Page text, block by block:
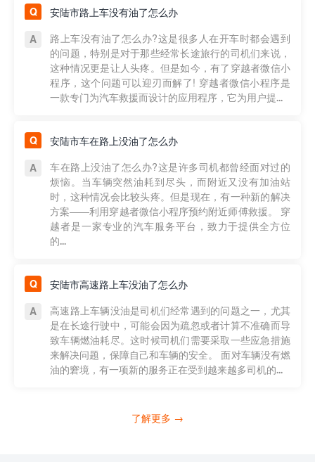
安陆市路上车没有油了怎么办
路上车没有油了怎么办?这是很多人在开车时都会遇到
的问题，特别是对于那些经常长途旅行的司机们来说，
这种情况更是让人头疼。但是如今，有了穿越者微信小
程序，这个问题可以迎刃而解了! 穿越者微信小程序是
一款专门为汽车救援而设计的应用程序，它为用户提...
安陆市车在路上没油了怎么办
车在路上没油了怎么办?这是许多司机都曾经面对过的
烦恼。当车辆突然油耗到尽头，而附近又没有加油站
时，这种情况会比较头疼。但是现在，有一种新的解决
方案——利用穿越者微信小程序预约附近师傅救援。 穿
越者是一家专业的汽车服务平台，致力于提供全方位
的...
安陆市高速路上车没油了怎么办
高速路上车辆没油是司机们经常遇到的问题之一，尤其
是在长途行驶中，可能会因为疏忽或者计算不准确而导
致车辆燃油耗尽。这时候司机们需要采取一些应急措施
来解决问题，保障自己和车辆的安全。 面对车辆没有燃
油的窘境，有一项新的服务正在受到越来越多司机的...
了解更多 →